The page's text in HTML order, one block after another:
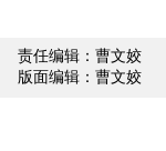
责任编辑：曹文姣
版面编辑：曹文姣